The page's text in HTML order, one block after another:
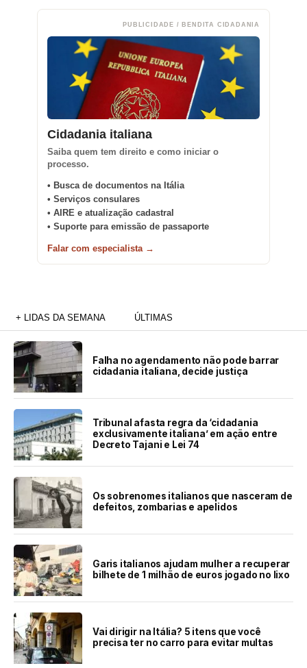
PUBLICIDADE / BENDITA CIDADANIA
Cidadania italiana
Saiba quem tem direito e como iniciar o
processo.
• Busca de documentos na Itália
• Serviços consulares
• AIRE e atualização cadastral
• Suporte para emissão de passaporte
Falar com especialista →
+ LIDAS DA SEMANA ÚLTIMAS
Falha no agendamento não pode barrar
cidadania italiana, decide justiça
Tribunal afasta regra da ‘cidadania
exclusivamente italiana’ em ação entre
Decreto Tajani e Lei 74
Os sobrenomes italianos que nasceram de
defeitos, zombarias e apelidos
Garis italianos ajudam mulher a recuperar
bilhete de 1 milhão de euros jogado no lixo
Vai dirigir na Itália? 5 itens que você
precisa ter no carro para evitar multas